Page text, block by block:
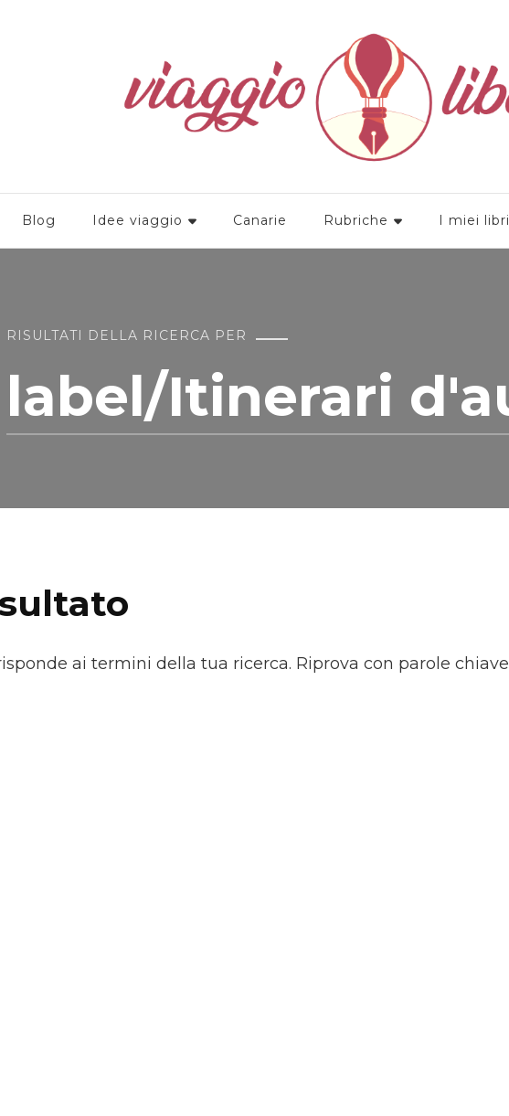
Blog Idee viaggio Canarie Rubriche I miei libri
RISULTATI DELLA RICERCA PER
Ricerca
per:
ai termini della tua ricerca. Riprova con parole chiave